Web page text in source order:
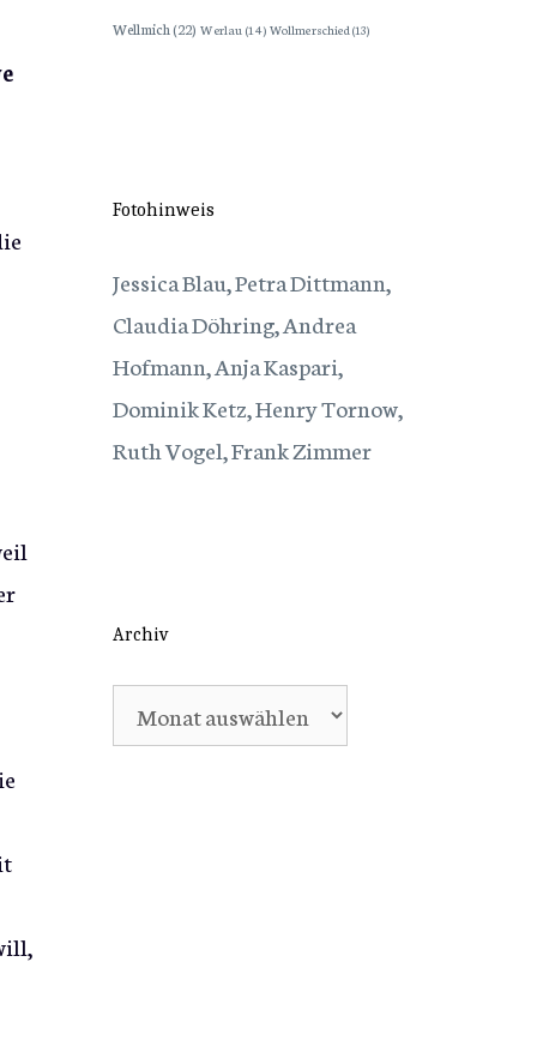
Wellmich (22) Werlau (14) Wollmerschied (13)
Fotohinweis
Jessica Blau, Petra Dittmann,
Claudia Döhring, Andrea
Hofmann, Anja Kaspari,
Dominik Ketz, Henry Tornow,
Ruth Vogel, Frank Zimmer
Archiv
Archiv